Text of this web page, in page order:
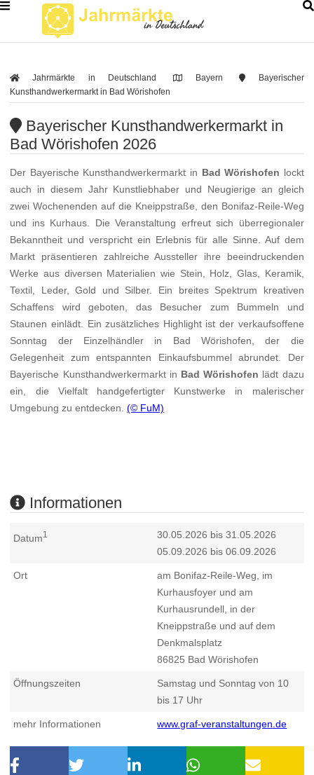
Jahrmärkte in Deutschland Bayern
Bayerischer
Kunsthandwerkermarkt in Bad Wörishofen
Bayerischer Kunsthandwerkermarkt in
Bad Wörishofen 2026
Der Bayerische Kunsthandwerkermarkt in Bad Wörishofen lockt
auch in diesem Jahr Kunstliebhaber und Neugierige an gleich
zwei Wochenenden auf die Kneippstraße, den Bonifaz-Reile-Weg
und ins Kurhaus. Die Veranstaltung erfreut sich überregionaler
Bekanntheit und verspricht ein Erlebnis für alle Sinne. Auf dem
Markt präsentieren zahlreiche Aussteller ihre beeindruckenden
Werke aus diversen Materialien wie Stein, Holz, Glas, Keramik,
Textil, Leder, Gold und Silber. Ein breites Spektrum kreativen
Schaffens wird geboten, das Besucher zum Bummeln und
Staunen einlädt. Ein zusätzliches Highlight ist der verkaufsoffene
Sonntag der Einzelhändler in Bad Wörishofen, der die
Gelegenheit zum entspannten Einkaufsbummel abrundet. Der
Bayerische Kunsthandwerkermarkt in Bad Wörishofen lädt dazu
ein, die Vielfalt handgefertigter Kunstwerke in malerischer
Umgebung zu entdecken.(© FuM)
Informationen
Datum1
30.05.2026 bis 31.05.2026
05.09.2026 bis 06.09.2026
Ort
am Bonifaz-Reile-Weg, im
Kurhausfoyer und am
Kurhausrundell, in der
Kneippstraße und auf dem
Denkmalsplatz
86825 Bad Wörishofen
Öffnungszeiten
Samstag und Sonntag von 10
bis 17 Uhr
mehr Informationen www.graf-veranstaltungen.de